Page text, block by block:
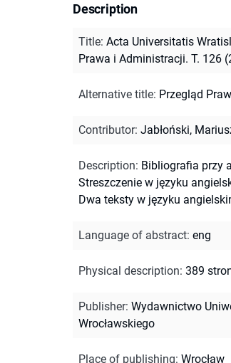
Description
Title: Acta Universitatis
Prawa i Administracji. T. 126
Alternative title: Przegląd
Contributor: Jabłoński,
Description: Bibliografia przy
Streszczenie w języku
Dwa teksty w języku
Language of abstract: eng
Physical description: 389
Publisher: Wydawnictwo
Wrocławskiego
Place of publishing: Wrocław